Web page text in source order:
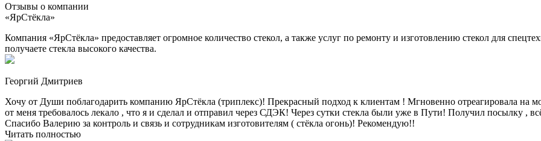
Отзывы о компании
«ЯрСтёкла»
Компания «ЯрСтёкла» предоставляет огромное количество стекол, а также услуг по ремонту и изготовлению стекол для
получаете стекла высокого качества.
Георгий Дмитриев
Хочу от Души поблагодарить компанию ЯрСтёкла (триплекс)! Прекрасный подход к клиентам ! Мгновенно отреагировала на
от меня требовалось лекало , что я и сделал и отправил через СДЭК! Через сутки стекла были уже в Пути! Получил посылку ,
Спасибо Валерию за контроль и связь и сотрудникам изготовителям ( стёкла огонь)! Рекомендую!!
Читать полностью